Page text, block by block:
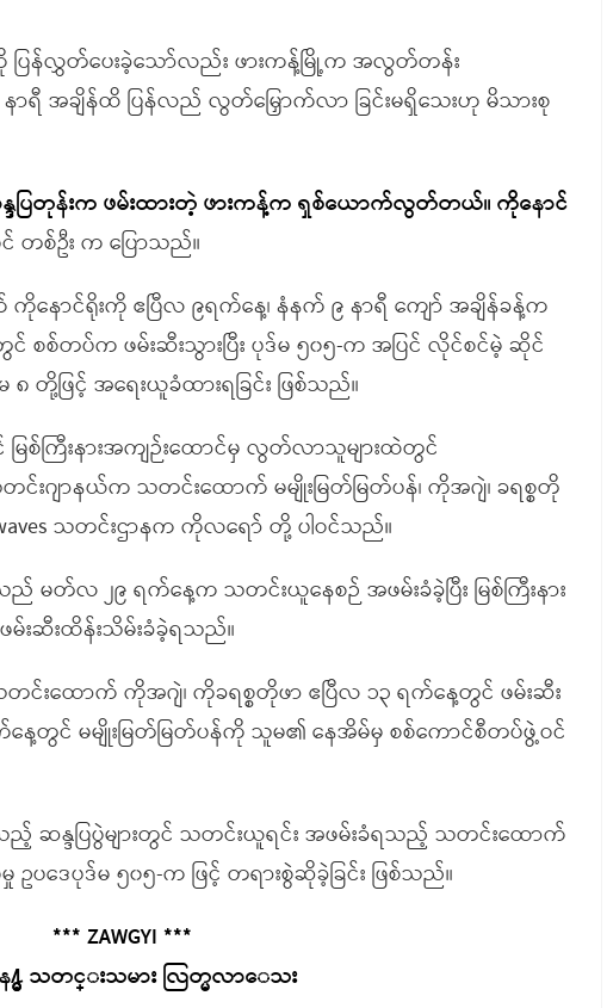
ပြန်လွှတ်ပေးခဲ့သော်လည်း ဖားကန့်မြို့က အလွတ်တန်း
ရီ အချိန်ထိ ပြန်လည် လွတ်မြှောက်လာ ခြင်းမရှိသေးဟု မိသားစု
န္ဒပြတုန်းက ဖမ်းထားတဲ့ ဖားကန့်က ရှစ်ယောက်လွတ်တယ်။ ကိုနောင်
တစ်ဦး က ပြောသည်။
ောင်ရိုးကို ဧပြီလ ၉ရက်နေ့၊ နံနက် ၉ နာရီ ကျော် အချိန်ခန့်က
စစ်တပ်က ဖမ်းဆီးသွားပြီး ပုဒ်မ ၅၀၅-က အပြင် လိုင်စင်မဲ့ ဆိုင်
တို့ဖြင့် အရေးယူခံထားရခြင်း ဖြစ်သည်။
ကြီးနားအကျဉ်းထောင်မှ လွတ်လာသူများထဲတွင်
င်းဂျာနယ်က သတင်းထောက် မမျိုးမြတ်မြတ်ပန်၊ ကိုအဂျဲ၊ ခရစ္စတို
သတင်းဌာနက ကိုလရော် တို့ ပါဝင်သည်။
တ်လ ၂၉ ရက်နေ့က သတင်းယူနေစဉ် အဖမ်းခံခဲ့ပြီး မြစ်ကြီးနား
းဆီးထိန်းသိမ်းခံခဲ့ရသည်။
တင်းထောက် ကိုအဂျဲ၊ ကိုခရစ္စတိုဖာ ဧပြီလ ၁၃ ရက်နေ့တွင် ဖမ်းဆီး
နေ့တွင် မမျိုးမြတ်မြတ်ပန်ကို သူမ၏ နေအိမ်မှ စစ်ကောင်စီတပ်ဖွဲ့ဝင်
ဆန္ဒပြပွဲများတွင် သတင်းယူရင်း အဖမ်းခံရသည့် သတင်းထောက်
ဒေပုဒ်မ ၅၀၅-က ဖြင့် တရားစွဲဆိုခဲ့ခြင်း ဖြစ်သည်။
*** ZAWGYI ***
႔္မွ သတင္းသမား လြတ္မလာေသး